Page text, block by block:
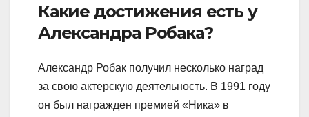
Какие достижения есть у
Александра Робака?
Александр Робак получил несколько наград
за свою актерскую деятельность. В 1991 году
он был награжден премией «Ника» в